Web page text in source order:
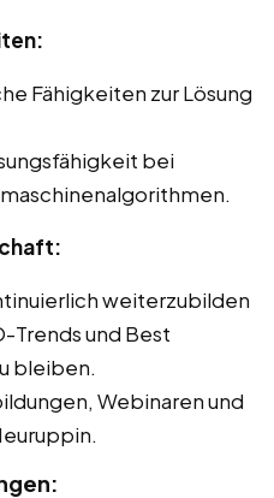
Fähigkeiten zur Lösung
bei
weiterzubilden
Trends und Best
bleiben.
Webinaren und